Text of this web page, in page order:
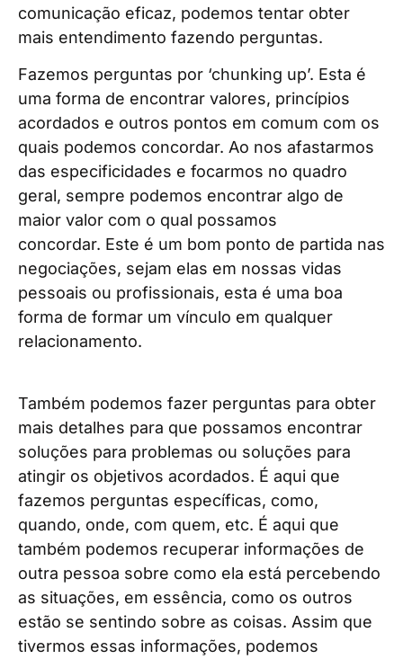
comunicação eficaz, podemos tentar obter
mais entendimento fazendo perguntas.
Fazemos perguntas por ‘chunking up’. Esta é
uma forma de encontrar valores, princípios
acordados e outros pontos em comum com os
quais podemos concordar. Ao nos afastarmos
das especificidades e focarmos no quadro
geral, sempre podemos encontrar algo de
maior valor com o qual possamos
concordar. Este é um bom ponto de partida nas
negociações, sejam elas em nossas vidas
pessoais ou profissionais, esta é uma boa
forma de formar um vínculo em qualquer
relacionamento.
Também podemos fazer perguntas para obter
mais detalhes para que possamos encontrar
soluções para problemas ou soluções para
atingir os objetivos acordados. É aqui que
fazemos perguntas específicas, como,
quando, onde, com quem, etc. É aqui que
também podemos recuperar informações de
outra pessoa sobre como ela está percebendo
as situações, em essência, como os outros
estão se sentindo sobre as coisas. Assim que
tivermos essas informações, podemos